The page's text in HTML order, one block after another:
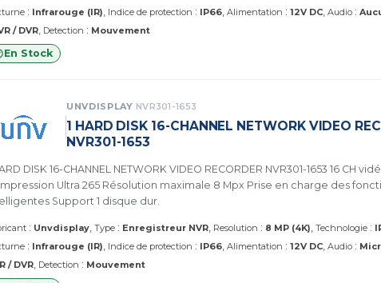
: Infrarouge (IR) Indice de protection : IP66 Alimentation : 12V DC Audio :
/ DVR Detection : Mouvement
En Stock
UNVDISPLAY NVR301-1653
1 HARD DISK 16-CHANNEL NETWORK VIDEO
NVR301-1653
DISK 16-CHANNEL NETWORK VIDEO RECORDER NVR301-1653 16 CH
Ultra 265 Résolution maximale 8 Mpx Prise en charge des
Support 1 disque dur.
: Unvdisplay Type : Enregistreur NVR Resolution : 8 MP (4K) Technologie :
: Infrarouge (IR) Indice de protection : IP66 Alimentation : 12V DC Audio :
/ DVR Detection : Mouvement